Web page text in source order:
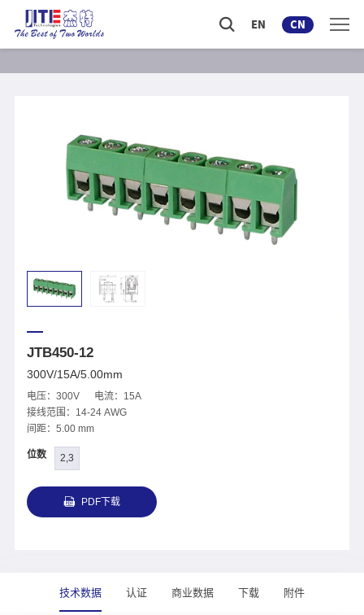
EN CN
JTB450-12
300V/15A/5.00mm
电压：300V 电流：15A
接线范围：14-24 AWG
间距：5.00 mm
位数 2,3
PDF下载
技术数据 认证 商业数据 下载 附件